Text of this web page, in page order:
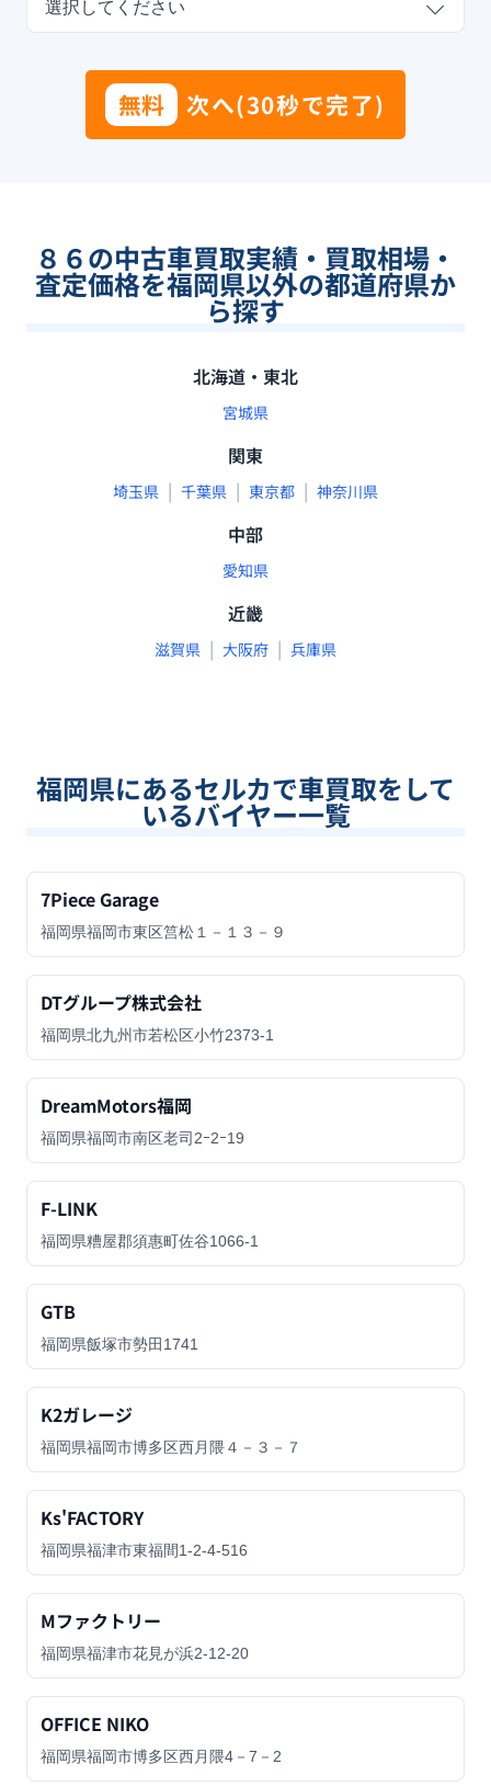
選択してください
無料 次へ(30秒で完了)
８６の中古車買取実績・買取相場・
査定価格を福岡県以外の都道府県か
ら探す
北海道・東北
宮城県
関東
埼玉県 | 千葉県 | 東京都 | 神奈川県
中部
愛知県
近畿
滋賀県 | 大阪府 | 兵庫県
福岡県にあるセルカで車買取をして
いるバイヤー一覧
7Piece Garage
福岡県福岡市東区筥松１－１３－９
DTグループ株式会社
福岡県北九州市若松区小竹2373-1
DreamMotors福岡
福岡県福岡市南区老司2ｰ2ｰ19
F-LINK
福岡県糟屋郡須惠町佐谷1066-1
GTB
福岡県飯塚市勢田1741
K2ガレージ
福岡県福岡市博多区西月隈４－３－７
Ks'FACTORY
福岡県福津市東福間1-2-4-516
Mファクトリー
福岡県福津市花見が浜2-12-20
OFFICE NIKO
福岡県福岡市博多区西月隈4－7－2